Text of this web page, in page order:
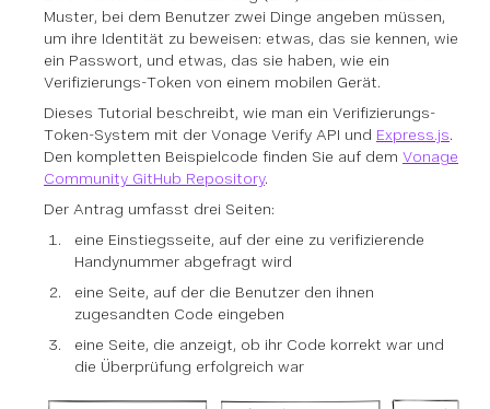
Muster, bei dem Benutzer zwei Dinge angeben müssen,
um ihre Identität zu beweisen: etwas, das sie kennen, wie
ein Passwort, und etwas, das sie haben, wie ein
Verifizierungs-Token von einem mobilen Gerät.
Dieses Tutorial beschreibt, wie man ein Verifizierungs-
Token-System mit der Vonage Verify API und Express.js.
Den kompletten Beispielcode finden Sie auf dem Vonage
Community GitHub Repository.
Der Antrag umfasst drei Seiten:
eine Einstiegsseite, auf der eine zu verifizierende
Handynummer abgefragt wird
eine Seite, auf der die Benutzer den ihnen
zugesandten Code eingeben
eine Seite, die anzeigt, ob ihr Code korrekt war und
die Überprüfung erfolgreich war